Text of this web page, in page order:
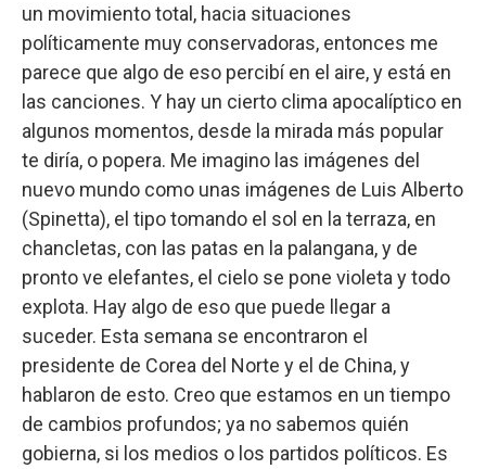
un movimiento total, hacia situaciones
políticamente muy conservadoras, entonces me
parece que algo de eso percibí en el aire, y está en
las canciones. Y hay un cierto clima apocalíptico en
algunos momentos, desde la mirada más popular
te diría, o popera. Me imagino las imágenes del
nuevo mundo como unas imágenes de Luis Alberto
(Spinetta), el tipo tomando el sol en la terraza, en
chancletas, con las patas en la palangana, y de
pronto ve elefantes, el cielo se pone violeta y todo
explota. Hay algo de eso que puede llegar a
suceder. Esta semana se encontraron el
presidente de Corea del Norte y el de China, y
hablaron de esto. Creo que estamos en un tiempo
de cambios profundos; ya no sabemos quién
gobierna, si los medios o los partidos políticos. Es